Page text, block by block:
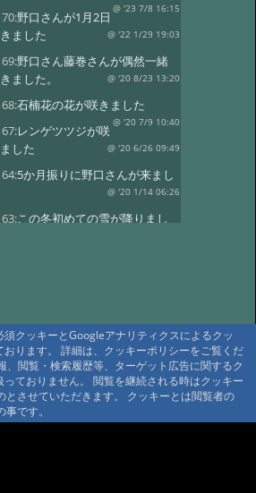
@ '23 7/8 16:15
野口さんが1月2日
ました
@ '22 1/29 19:03
野口さん藤巻さんが偶然一緒
ました。
@ '20 8/23 13:20
石楠花の花が咲きました
@ '20 7/9 10:40
レンゲツツジが咲
した
@ '20 6/26 09:49
5か月振りに野口さんが来まし
@ '20 1/14 06:26
この冬初めての雪が降りまし
ます。
@ '18 7/1 23:23
レンゲツツジが咲きました
@ '18 6/13 08:39
雪が降りまし
びっくりです。
@ '18 5/9 23:24
野口さんが久しぶりに来まし
須クッキーとGoogleアナリティクスによるクッ
おります。 詳細は、クッキーポリシーをご覧くだ
、閲覧・検索履歴等、ターゲット広告に関するク
っておりません。 閲覧を継続される時はクッキー
とさせていただきます。 クッキーとは閲覧者の
です。